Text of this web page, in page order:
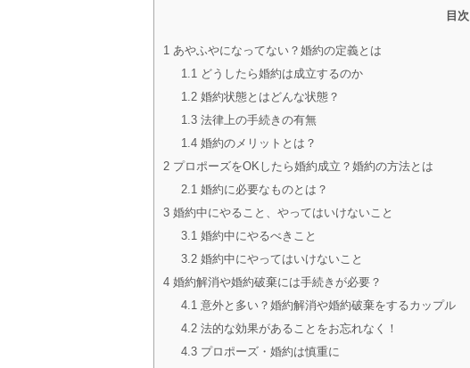
目次
1 あやふやになってない？婚約の定義とは
1.1どうしたら婚約は成立するのか
1.2婚約状態とはどんな状態？
1.3法律上の手続きの有無
1.4婚約のメリットとは？
2 プロポーズをOKしたら婚約成立？婚約の方法とは
2.1婚約に必要なものとは？
3 婚約中にやること、やってはいけないこと
3.1婚約中にやるべきこと
3.2婚約中にやってはいけないこと
4 婚約解消や婚約破棄には手続きが必要？
4.1意外と多い？婚約解消や婚約破棄をするカップル
4.2法的な効果があることをお忘れなく！
4.3プロポーズ・婚約は慎重に